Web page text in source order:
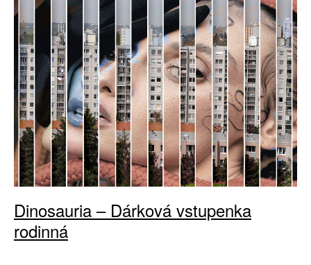
Dinosauria – Dárková vstupenka
rodinná